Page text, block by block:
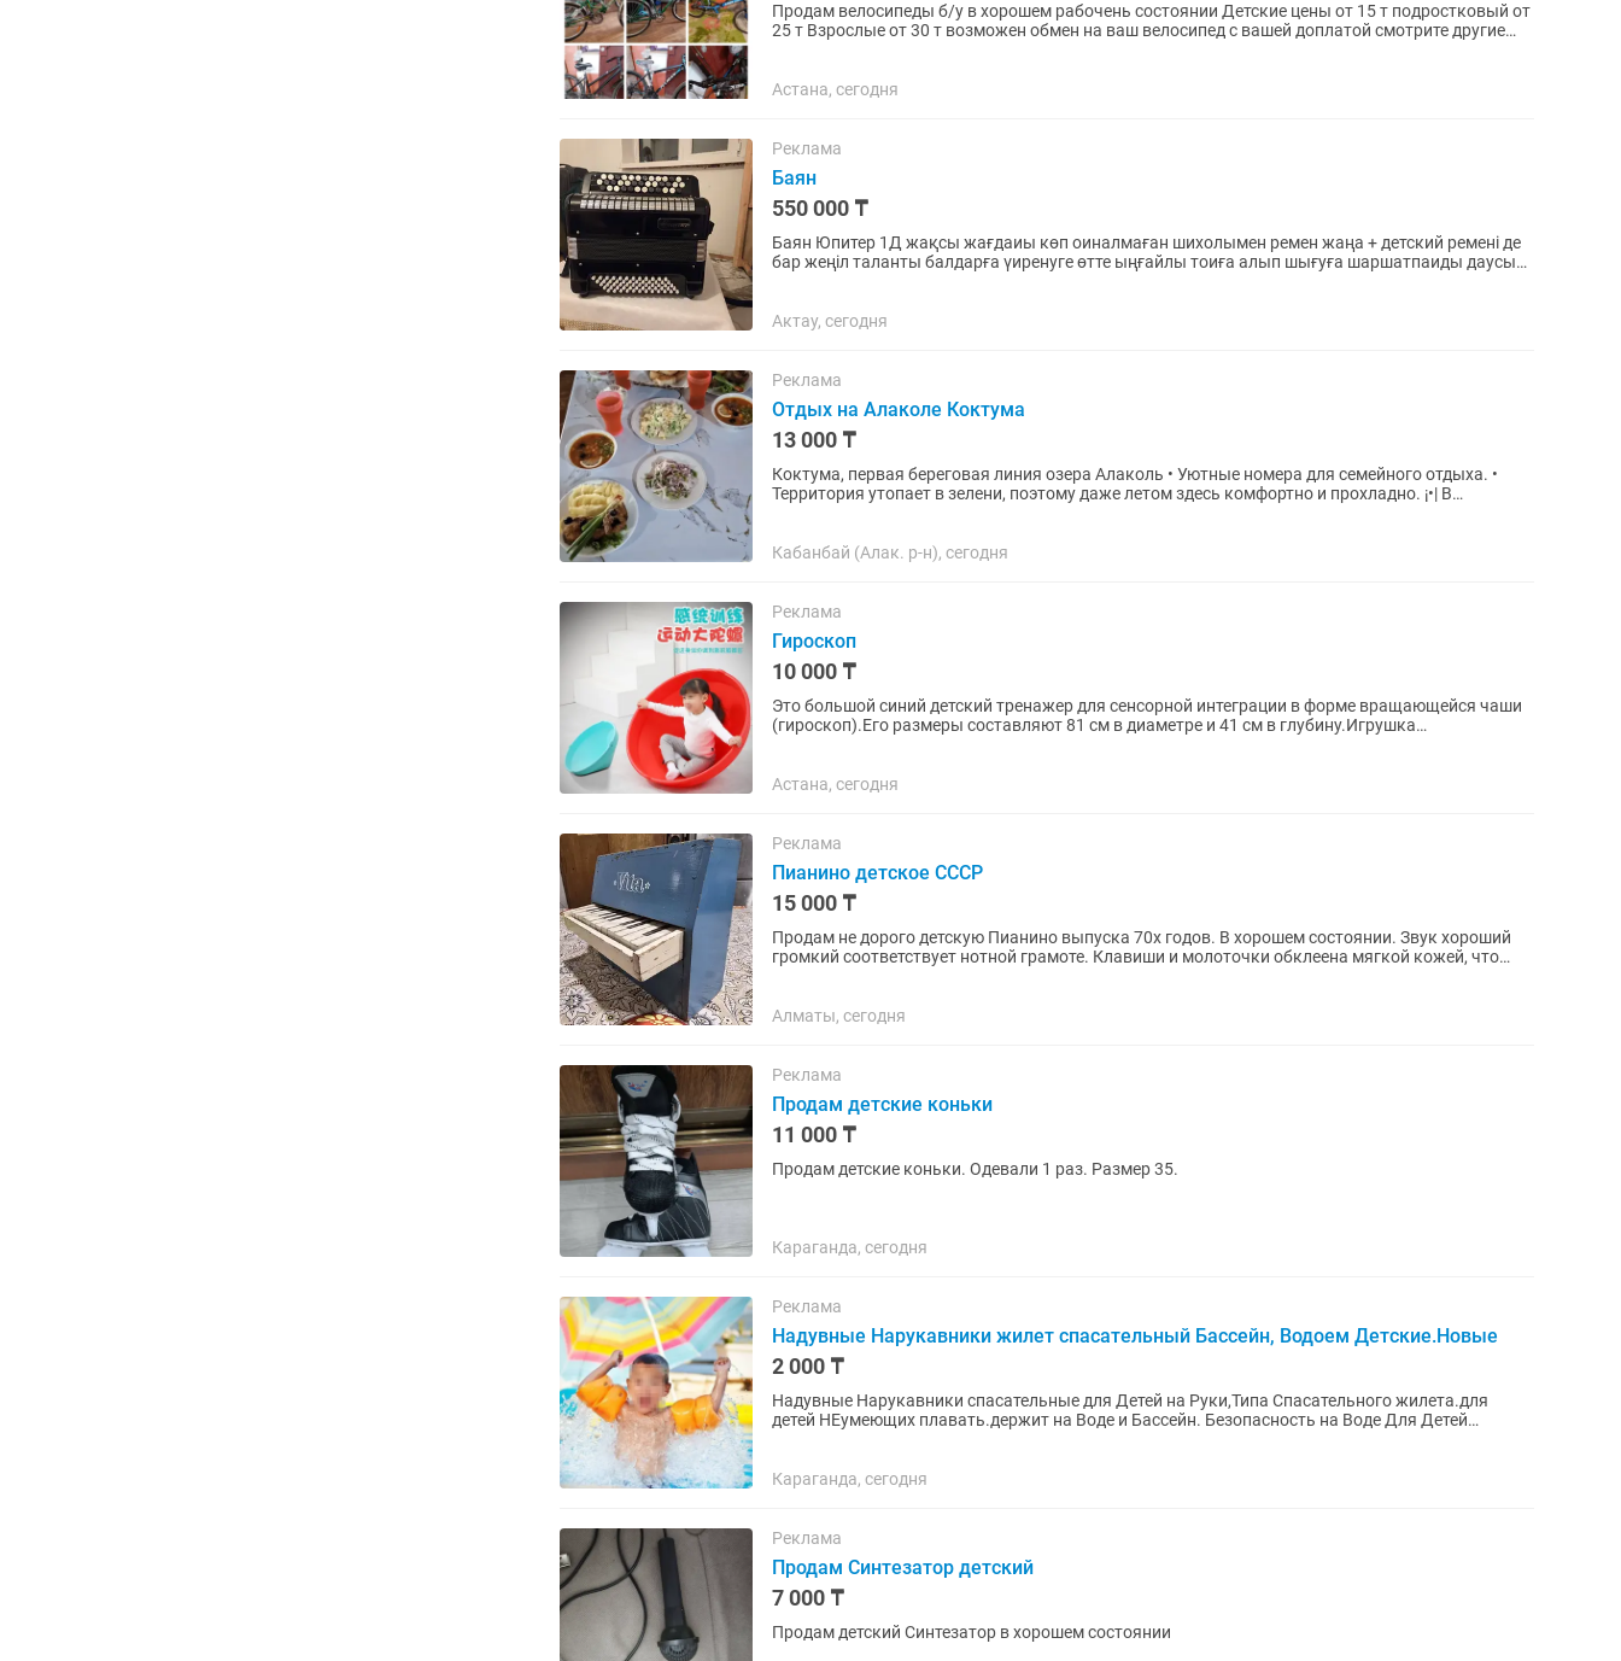
Продам велосипеды б/у в хорошем рабочень состоянии Детские цены от 15 т подростковый от
25 т Взрослые от 30 т возможен обмен на ваш велосипед с вашей доплатой смотрите другие
Астана, сегодня
Реклама
Баян
550 000 ₸
Баян Юпитер 1Д жақсы жағдаиы көп оиналмаған шихолымен ремен жаңа + детский ремені де
бар жеңіл таланты балдарға үиренуге өтте ыңғайлы тоиға алып шығуға шаршатпаиды даусы
Актау, сегодня
Реклама
Отдых на Алаколе Коктума
13 000 ₸
Коктума, первая береговая линия озера Алаколь • Уютные номера для семейного отдыха. •
Территория утопает в зелени, поэтому даже летом здесь комфортно и прохладно. ¡•| В
Кабанбай (Алак. р-н), сегодня
Реклама
Гироскоп
10 000 ₸
Это большой синий детский тренажер для сенсорной интеграции в форме вращающейся чаши
(гироскоп).Его размеры составляют 81 см в диаметре и 41 см в глубину.Игрушка
Астана, сегодня
Реклама
Пианино детское СССР
15 000 ₸
Продам не дорого детскую Пианино выпуска 70х годов. В хорошем состоянии. Звук хороший
громкий соответствует нотной грамоте. Клавиши и молоточки обклеена мягкой кожей, что
Алматы, сегодня
Реклама
Продам детские коньки
11 000 ₸
Продам детские коньки. Одевали 1 раз. Размер 35.
Караганда, сегодня
Реклама
Надувные Нарукавники жилет спасательный Бассейн, Водоем Детские.Новые
2 000 ₸
Надувные Нарукавники спасательные для Детей на Руки,Типа Спасательного жилета.для
детей НЕумеющих плавать.держит на Воде и Бассейн. Безопасность на Воде Для Детей
Караганда, сегодня
Реклама
Продам Синтезатор детский
7 000 ₸
Продам детский Синтезатор в хорошем состоянии